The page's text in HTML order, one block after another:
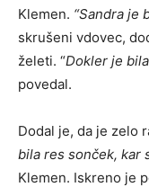
Klemen. “Sandra je
skrušeni vdovec,
želeti. “Dokler je
povedal.
Dodal je, da je zelo
bila res sonček, kar
Klemen. Iskreno je